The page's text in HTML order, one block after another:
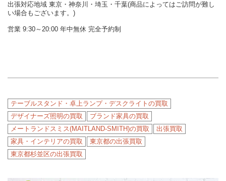
出張対応地域 東京・神奈川・埼玉・千葉(商品によってはご訪問が難し
い場合もございます。)
営業 9:30～20:00 年中無休 完全予約制
テーブルスタンド・卓上ランプ・デスクライトの買取
デザイナーズ照明の買取
ブランド家具の買取
メートランドスミス(MAITLAND-SMITH)の買取
出張買取
家具・インテリアの買取
東京都の出張買取
東京都杉並区の出張買取